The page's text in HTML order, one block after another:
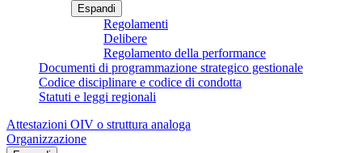
Espandi
Regolamenti
Delibere
Regolamento della performance
Documenti di programmazione strategico gestionale
Codice disciplinare e codice di condotta
Statuti e leggi regionali
Attestazioni OIV o struttura analoga
Organizzazione